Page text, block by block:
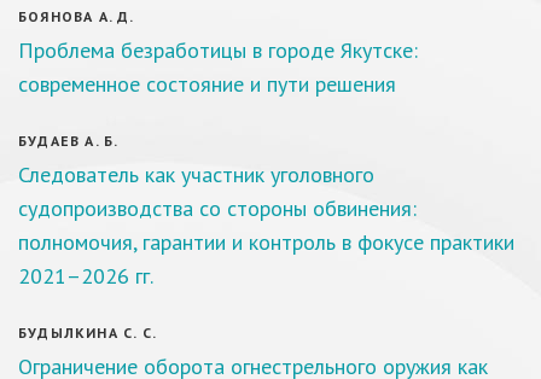
БОЯНОВА А. Д.
Проблема безработицы в городе Якутске:
современное состояние и пути решения
БУДАЕВ А. Б.
Следователь как участник уголовного
судопроизводства со стороны обвинения:
полномочия, гарантии и контроль в фокусе практики
2021–2026 гг.
БУДЫЛКИНА С. С.
Ограничение оборота огнестрельного оружия как